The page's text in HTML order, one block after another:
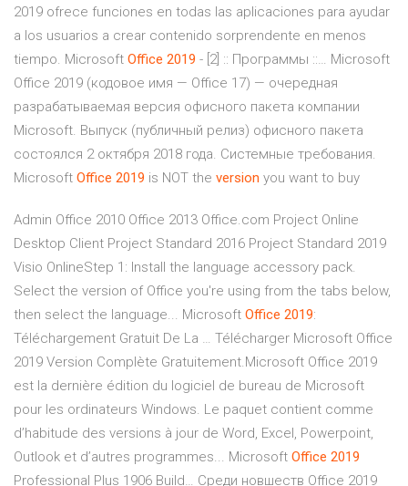
2019 ofrece funciones en todas las aplicaciones para ayudar
a los usuarios a crear contenido sorprendente en menos
tiempo. Microsoft Office 2019 - [2] :: Программы ::… Microsoft
Office 2019 (кодовое имя — Office 17) — очередная
разрабатываемая версия офисного пакета компании
Microsoft. Выпуск (публичный релиз) офисного пакетa
состоялся 2 октября 2018 года. Системные требования.
Microsoft Office 2019 is NOT the version you want to buy
Admin Office 2010 Office 2013 Office.com Project Online
Desktop Client Project Standard 2016 Project Standard 2019
Visio OnlineStep 1: Install the language accessory pack.
Select the version of Office you're using from the tabs below,
then select the language... Microsoft Office 2019:
Téléchargement Gratuit De La … Télécharger Microsoft Office
2019 Version Complète Gratuitement.Microsoft Office 2019
est la dernière édition du logiciel de bureau de Microsoft
pour les ordinateurs Windows. Le paquet contient comme
d’habitude des versions à jour de Word, Excel, Powerpoint,
Outlook et d’autres programmes... Microsoft Office 2019
Professional Plus 1906 Build… Среди новшеств Office 2019